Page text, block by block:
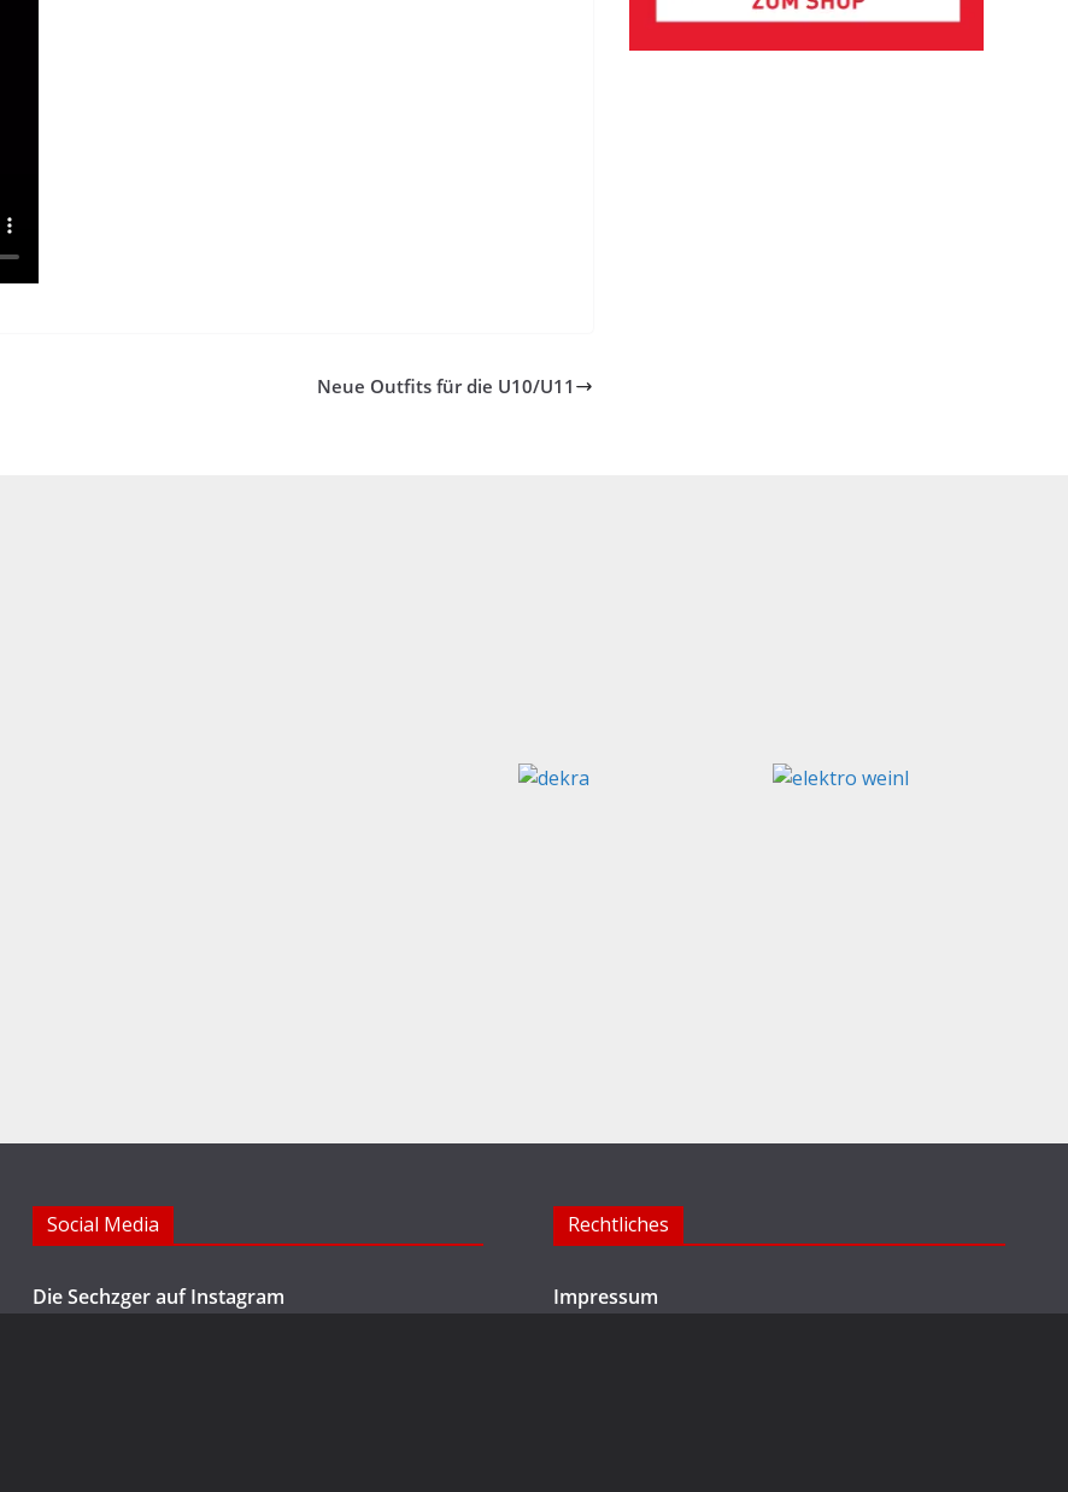
Neue Outfits für die U10/U11
Social Media
Die Sechzger auf Instagram
Rechtliches
Impressum